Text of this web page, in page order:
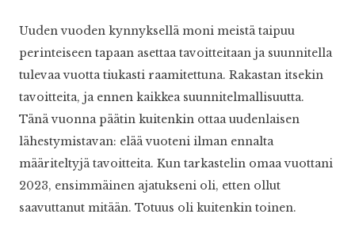
Uuden vuoden kynnyksellä moni meistä taipuu
perinteiseen tapaan asettaa tavoitteitaan ja suunnitella
tulevaa vuotta tiukasti raamitettuna. Rakastan itsekin
tavoitteita, ja ennen kaikkea suunnitelmallisuutta.
Tänä vuonna päätin kuitenkin ottaa uudenlaisen
lähestymistavan: elää vuoteni ilman ennalta
määriteltyjä tavoitteita. Kun tarkastelin omaa vuottani
2023, ensimmäinen ajatukseni oli, etten ollut
saavuttanut mitään. Totuus oli kuitenkin toinen.